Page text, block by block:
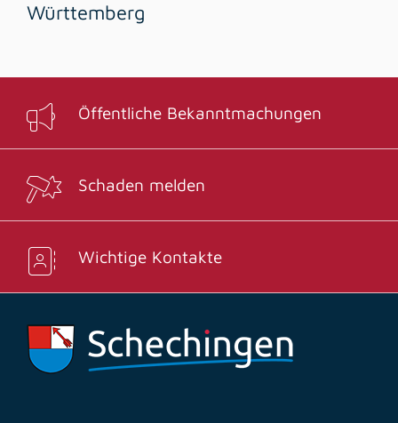
Württemberg
Öffentliche Bekanntmachungen
Schaden melden
Wichtige Kontakte